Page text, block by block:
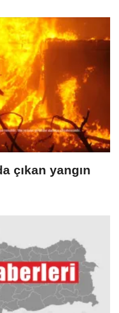
çıkan yangın